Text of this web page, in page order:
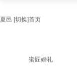
夏邑 [切换]首页
蜜匠婚礼